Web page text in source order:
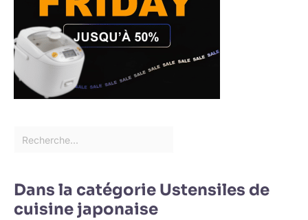
Dans la catégorie Ustensiles de
cuisine japonaise